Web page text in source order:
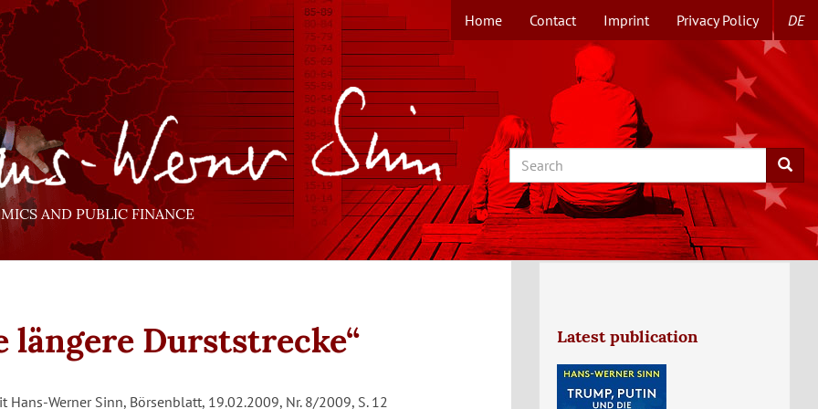
TOPMENUE
EN
Home Contact Imprint Privacy Policy DE
AND PUBLIC FINANCE
Search Search
längere Durststrecke“
Hans-Werner Sinn, Börsenblatt, 19.02.2009, Nr. 8/2009, S. 12
Latest publication